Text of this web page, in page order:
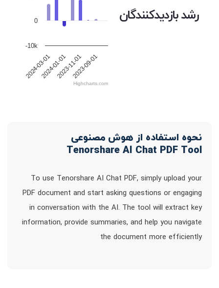
رشد بازدیدکنندگان
2024-03-012024-01-012023-11-012023-09-01
-10k
0
Highcharts.com
نحوه استفاده از هوش مصنوعی
Tenorshare AI Chat PDF Tool
To use Tenorshare AI Chat PDF, simply upload your
PDF document and start asking questions or engaging
in conversation with the AI. The tool will extract key
information, provide summaries, and help you navigate
the document more efficiently